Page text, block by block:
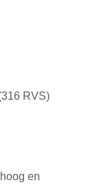
RVS)
en